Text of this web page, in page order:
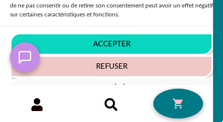
de ne pas consentir ou de retirer son consentement peut avoir un effet négatif
sur certaines caractéristiques et fonctions.
ACCEPTER
REFUSER
Politique de confidentialité
+63 COULEURS
50% SUR LE 2ÈME !!
Recherche
RECHERCHE